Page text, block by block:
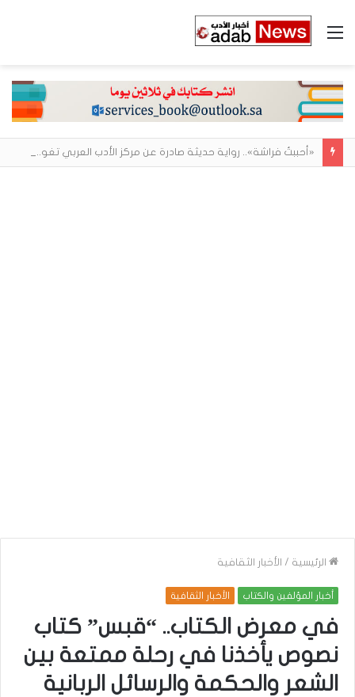
القائمة
«أحببتُ فراشة».. رواية حديثة صادرة عن مركز الأدب العربي تغوص في هشاشة الحب وصراعات الذات
الرئيسية / الأخبار الثقافية
أخبار المؤلفين والكتاب الأخبار الثقافية
في معرض الكتاب.. “قبس” كتاب
نصوص يأخذنا في رحلة ممتعة بين
الشعر والحكمة والرسائل الربانية